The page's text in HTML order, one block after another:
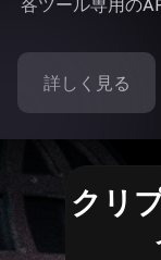
各ツール専用の
詳しく見る
クリ